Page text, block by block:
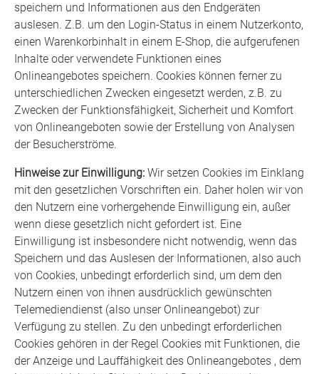
speichern und Informationen aus den Endgeräten
auslesen. Z.B. um den Login-Status in einem Nutzerkonto,
einen Warenkorbinhalt in einem E-Shop, die aufgerufenen
Inhalte oder verwendete Funktionen eines
Onlineangebotes speichern. Cookies können ferner zu
unterschiedlichen Zwecken eingesetzt werden, z.B. zu
Zwecken der Funktionsfähigkeit, Sicherheit und Komfort
von Onlineangeboten sowie der Erstellung von Analysen
der Besucherströme.
Hinweise zur Einwilligung: Wir setzen Cookies im Einklang
mit den gesetzlichen Vorschriften ein. Daher holen wir von
den Nutzern eine vorhergehende Einwilligung ein, außer
wenn diese gesetzlich nicht gefordert ist. Eine
Einwilligung ist insbesondere nicht notwendig, wenn das
Speichern und das Auslesen der Informationen, also auch
von Cookies, unbedingt erforderlich sind, um dem den
Nutzern einen von ihnen ausdrücklich gewünschten
Telemediendienst (also unser Onlineangebot) zur
Verfügung zu stellen. Zu den unbedingt erforderlichen
Cookies gehören in der Regel Cookies mit Funktionen, die
der Anzeige und Lauffähigkeit des Onlineangebotes , dem